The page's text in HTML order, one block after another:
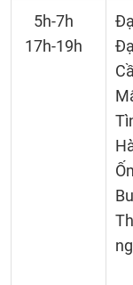
5h-7h
17h-19h